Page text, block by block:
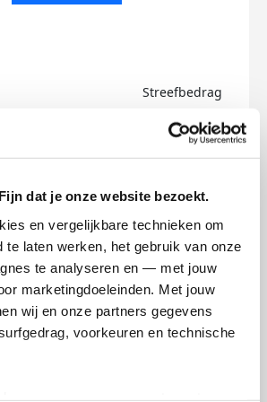
dat je onze website bezoekt.
en vergelijkbare technieken om
te laten werken, het gebruik van onze
te analyseren en — met jouw
marketingdoeleinden. Met jouw
wij en onze partners gegevens
voorkeuren en technische
Streefbedrag
badges